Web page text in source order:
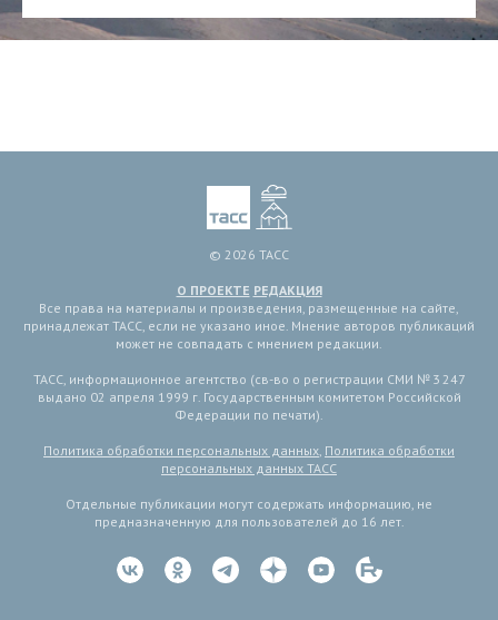
© 2026 ТАСС
О ПРОЕКТЕ РЕДАКЦИЯ
Все права на материалы и произведения, размещенные на сайте,
принадлежат ТАСС, если не указано иное. Мнение авторов публикаций
может не совпадать с мнением редакции.
ТАСС, информационное агентство (св-во о регистрации СМИ № 3 247
выдано 02 апреля 1999 г. Государственным комитетом Российской
Федерации по печати).
Политика обработки персональных данных, Политика обработки
персональных данных ТАСС
Отдельные публикации могут содержать информацию, не
предназначенную для пользователей до 16 лет.